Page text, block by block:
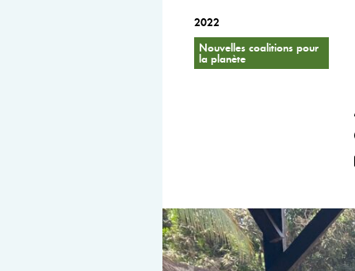
2022
Nouvelles coalitions pour
la planète